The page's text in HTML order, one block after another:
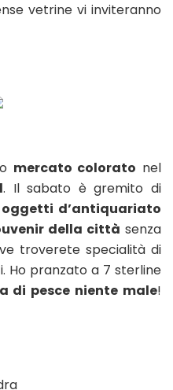
vetrine vi inviteranno
mercato colorato nel
. Il sabato è gremito di
oggetti d’antiquariato
della città senza
troverete specialità di
Ho pranzato a 7 sterline
di pesce niente male!